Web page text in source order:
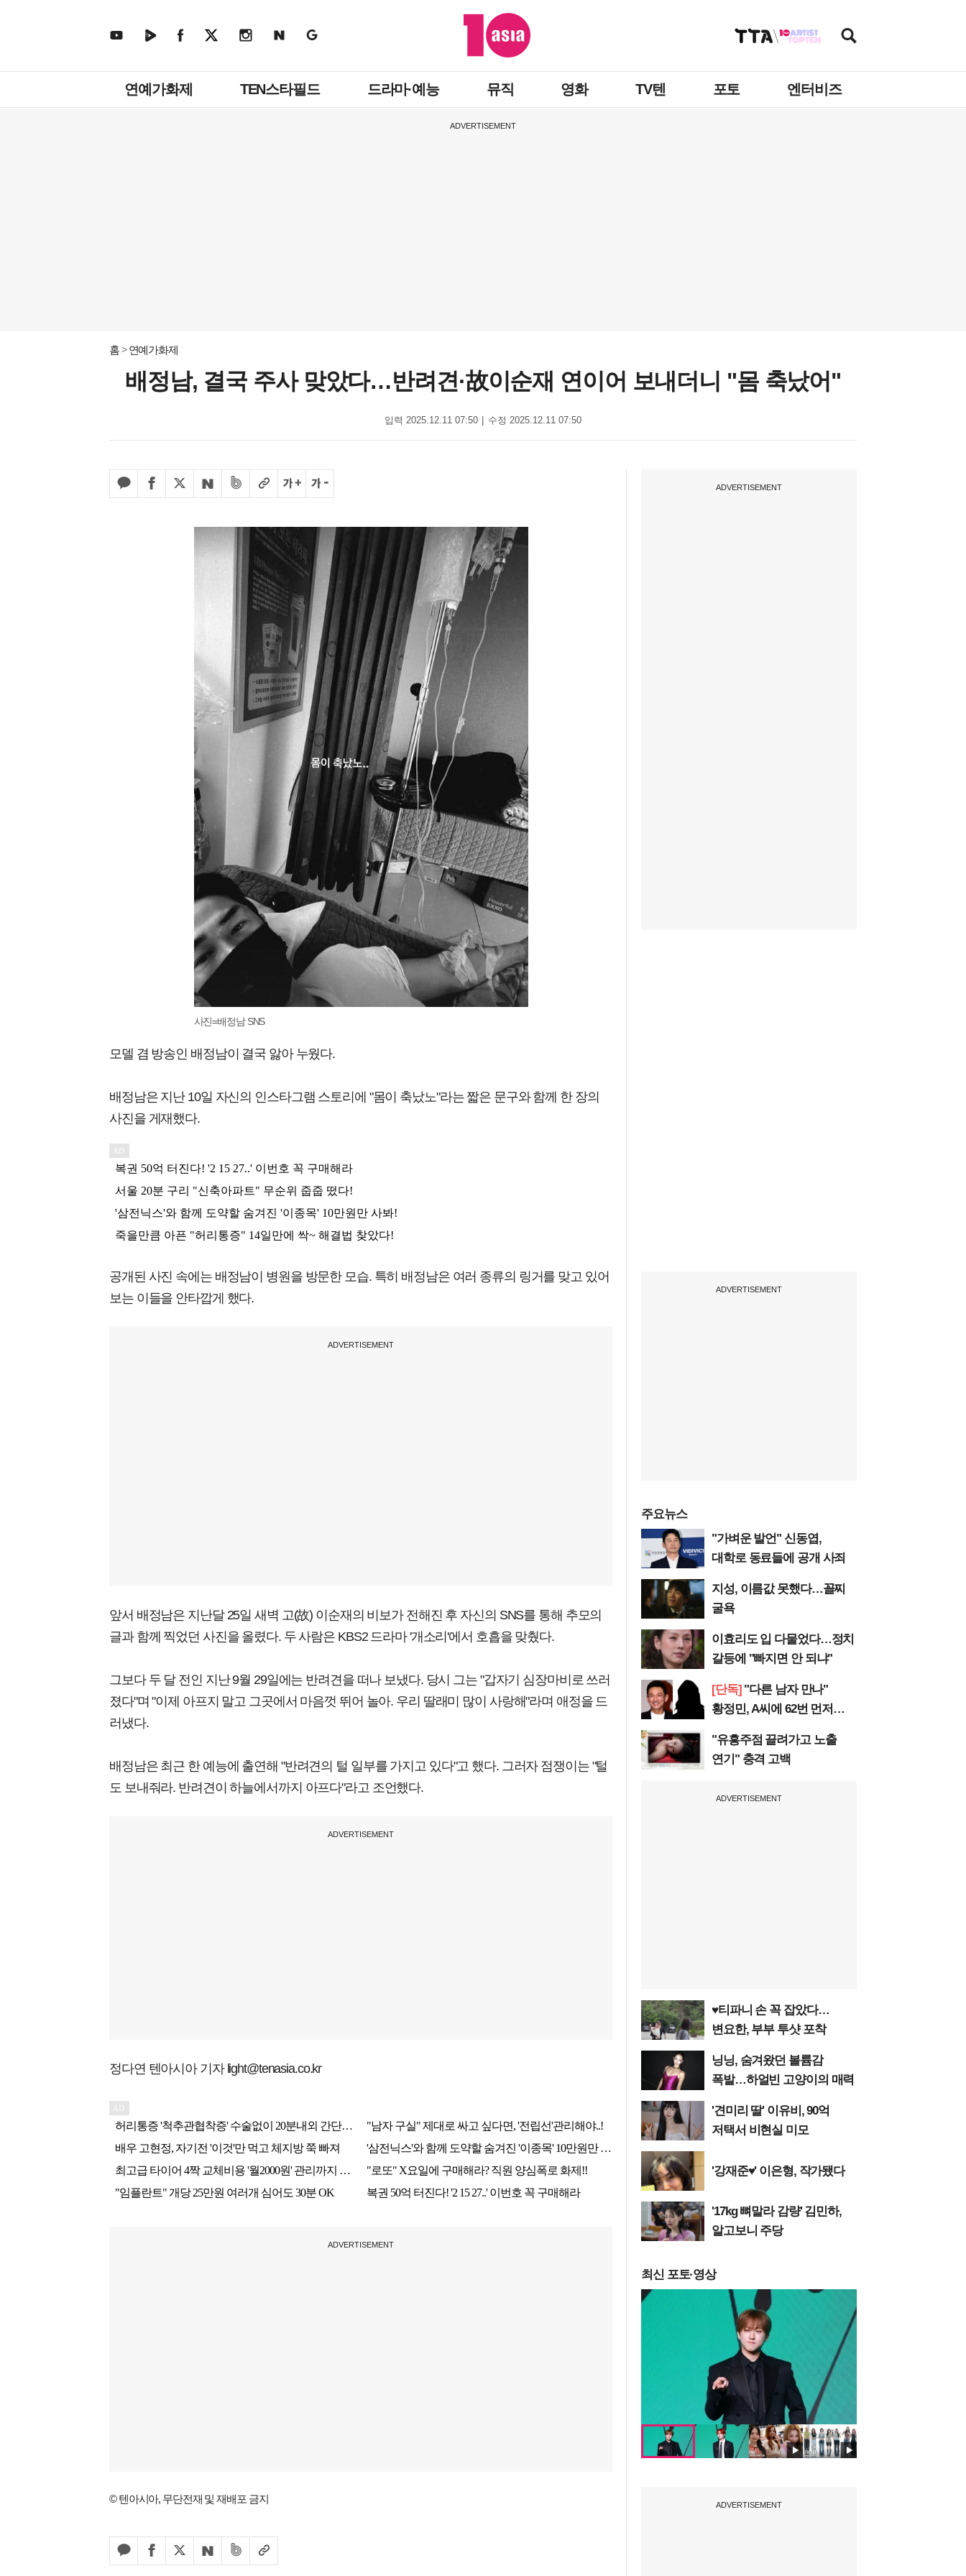
뉴
연예가화제 TEN스타필드 드라마·예능 뮤직 영화 TV텐 포토 엔터비즈
ADVERTISEMENT
홈 연예가화제
배정남, 결국 주사 맞았다…반려견·故이순재 연이어 보내더니 "몸 축났어"
입력 2025.12.11 07:50 수정 2025.12.11 07:50
사진=배정남 SNS
모델 겸 방송인 배정남이 결국 앓아 누웠다.
배정남은 지난 10일 자신의 인스타그램 스토리에 "몸이 축났노"라는 짧은 문구와 함께 한 장의
사진을 게재했다.
공개된 사진 속에는 배정남이 병원을 방문한 모습. 특히 배정남은 여러 종류의 링거를 맞고 있어
보는 이들을 안타깝게 했다.
ADVERTISEMENT
앞서 배정남은 지난달 25일 새벽 고(故) 이순재의 비보가 전해진 후 자신의 SNS를 통해 추모의
글과 함께 찍었던 사진을 올렸다. 두 사람은 KBS2 드라마 '개소리'에서 호흡을 맞췄다.
그보다 두 달 전인 지난 9월 29일에는 반려견을 떠나 보냈다. 당시 그는 "갑자기 심장마비로 쓰러
졌다"며 "이제 아프지 말고 그곳에서 마음껏 뛰어 놀아. 우리 딸래미 많이 사랑해"라며 애정을 드
러냈다.
배정남은 최근 한 예능에 출연해 "반려견의 털 일부를 가지고 있다"고 했다. 그러자 점쟁이는 "털
도 보내줘라. 반려견이 하늘에서까지 아프다"라고 조언했다.
ADVERTISEMENT
정다연 텐아시아 기자 light@tenasia.co.kr
ADVERTISEMENT
© 텐아시아, 무단전재 및 재배포 금지
ADVERTISEMENT
ADVERTISEMENT
주요뉴스
"가벼운 발언" 신동엽,
대학로 동료들에 공개 사죄
지성, 이름값 못했다…꼴찌
굴욕
이효리도 입 다물었다…정치
갈등에 "빠지면 안 되냐"
[단독]"다른 남자 만나"
황정민, A씨에 62번 먼저
"유흥주점 끌려가고 노출
연기" 충격 고백
ADVERTISEMENT
♥티파니 손 꼭 잡았다…
변요한, 부부 투샷 포착
닝닝, 숨겨왔던 볼륨감
폭발…하얼빈 고양이의 매력
'견미리 딸' 이유비, 90억
저택서 비현실 미모
'강재준♥' 이은형, 작가됐다
'17kg 뼈말라 감량' 김민하,
알고보니 주당
최신 포토·영상
ADVERTISEMENT